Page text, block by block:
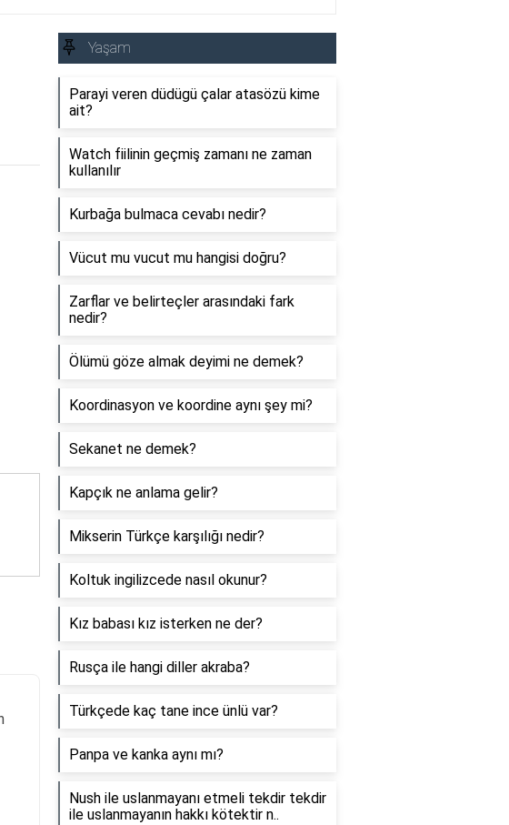
Yaşam
Parayi veren düdügü çalar atasözü kime
ait?
Watch fiilinin geçmiş zamanı ne zaman
kullanılır
Kurbağa bulmaca cevabı nedir?
Vücut mu vucut mu hangisi doğru?
Zarflar ve belirteçler arasındaki fark
nedir?
Ölümü göze almak deyimi ne demek?
Koordinasyon ve koordine aynı şey mi?
Sekanet ne demek?
Kapçık ne anlama gelir?
Mikserin Türkçe karşılığı nedir?
Koltuk ingilizcede nasıl okunur?
Kız babası kız isterken ne der?
Rusça ile hangi diller akraba?
Türkçede kaç tane ince ünlü var?
Panpa ve kanka aynı mı?
Nush ile uslanmayanı etmeli tekdir tekdir
ile uslanmayanın hakkı kötektir n..